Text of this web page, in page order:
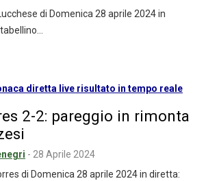
di Domenica 28 aprile 2024 in
2-2: pareggio in rimonta
- 28 Aprile 2024
di Domenica 28 aprile 2024 in diretta: